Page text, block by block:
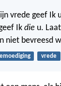
vrede geef Ik
Ik die u.
niet bevreesd
vrede